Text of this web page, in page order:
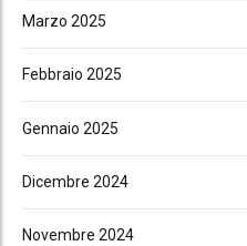
Marzo 2025
Febbraio 2025
Gennaio 2025
Dicembre 2024
Novembre 2024